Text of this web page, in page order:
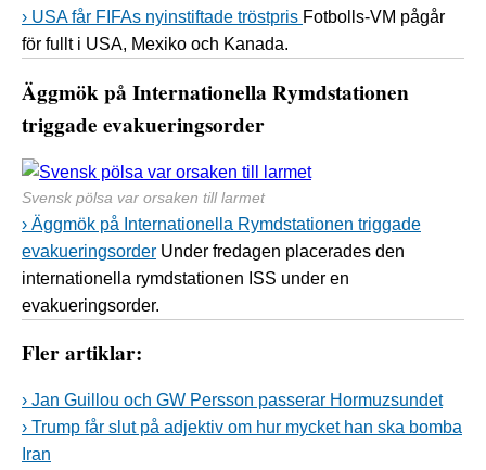
› USA får FIFAs nyinstiftade tröstpris Fotbolls-VM pågår
för fullt i USA, Mexiko och Kanada.
Äggmök på Internationella Rymdstationen
triggade evakueringsorder
Svensk pölsa var orsaken till larmet
› Äggmök på Internationella Rymdstationen triggade
evakueringsorder Under fredagen placerades den
internationella rymdstationen ISS under en
evakueringsorder.
Fler artiklar:
› Jan Guillou och GW Persson passerar Hormuzsundet
› Trump får slut på adjektiv om hur mycket han ska bomba
Iran